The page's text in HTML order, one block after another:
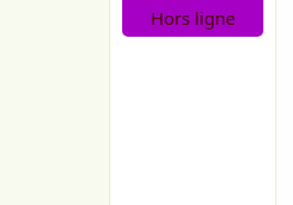
Hors ligne